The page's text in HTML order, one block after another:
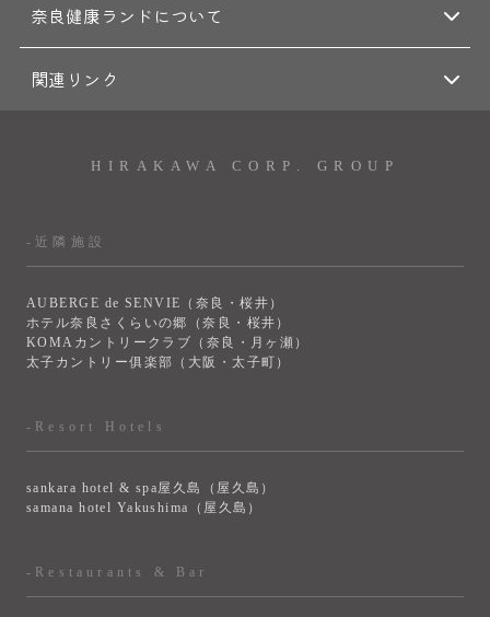
奈良健康ランドについて
関連リンク
HIRAKAWA CORP. GROUP
-近隣施設
AUBERGE de SENVIE（奈良・桜井）
ホテル奈良さくらいの郷（奈良・桜井）
KOMAカントリークラブ（奈良・月ヶ瀬）
太子カントリー俱楽部（大阪・太子町）
-Resort Hotels
sankara hotel & spa屋久島（屋久島）
samana hotel Yakushima（屋久島）
-Restaurants & Bar